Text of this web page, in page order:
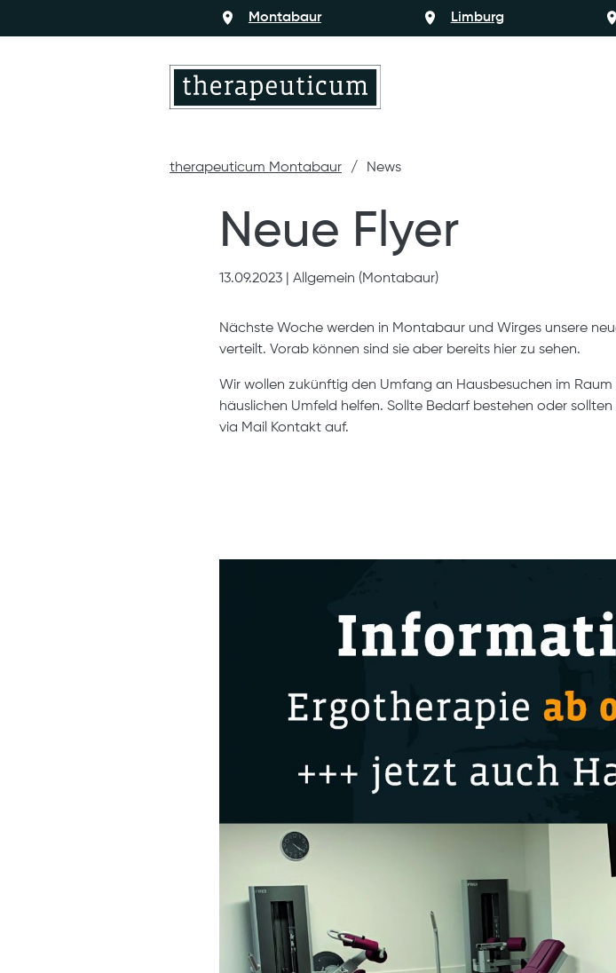
Montabaur Limburg
therapeuticum Montabaur News
Neue Flyer
13.09.2023 Allgemein (Montabaur)
Nächste Woche werden in Montabaur und Wirges unsere
verteilt. Vorab können sind sie aber bereits hier zu sehen.
Wir wollen zukünftig den Umfang an Hausbesuchen im
häuslichen Umfeld helfen. Sollte Bedarf bestehen oder
via Mail Kontakt auf.